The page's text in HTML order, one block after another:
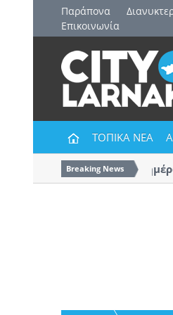
Παράπονα
Επικοινωνία
ΤΟΠΙΚΑ ΝΕΑ
Breaking News
Εκστρατεία
Αστυνομία Λάρνακας